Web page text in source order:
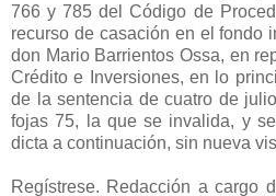
766 y 785 del Código de
recurso de casación en el fondo
don Mario Barrientos Ossa, en
Crédito e Inversiones, en lo
de la sentencia de cuatro de
fojas 75, la que se invalida, y
dicta a continuación, sin nueva
Regístrese. Redacción a cargo